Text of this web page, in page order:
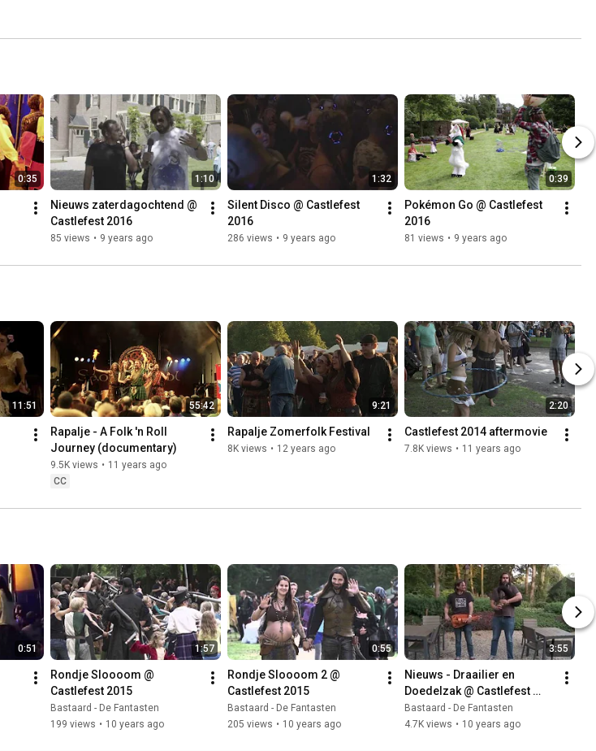
0:35 1:10
Nieuws zaterdagochtend @
Castlefest 2016
85 views • 9 years ago
1:32
Silent Disco @ Castlefest
2016
286 views • 9 years ago
0:39
Pokémon Go @ Castlefest
2016
81 views • 9 years ago
11:51 55:42
Rapalje - A Folk 'n Roll
Journey (documentary)
9.5K views • 11 years ago
CC
9:21
Rapalje Zomerfolk Festival
8K views • 12 years ago
2:20
Castlefest 2014 aftermovie
7.8K views • 11 years ago
0:51 1:57
Rondje Sloooom @
Castlefest 2015
Bastaard - De Fantasten
199 views • 10 years ago
0:55
Rondje Sloooom 2 @
Castlefest 2015
Bastaard - De Fantasten
205 views • 10 years ago
3:55
Nieuws - Draailier en
Doedelzak @ Castlefest
2015
Bastaard - De Fantasten
4.7K views • 10 years ago